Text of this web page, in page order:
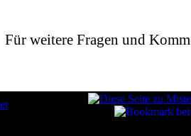
Für weitere Fragen und